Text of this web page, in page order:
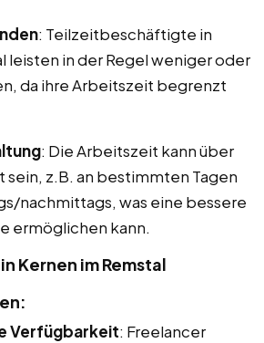
: Teilzeitbeschäftigte in
leisten in der Regel weniger oder
da ihre Arbeitszeit begrenzt
: Die Arbeitszeit kann über
z.B. an bestimmten Tagen
nachmittags, was eine bessere
ermöglichen kann.
Kernen im Remstal
Verfügbarkeit: Freelancer